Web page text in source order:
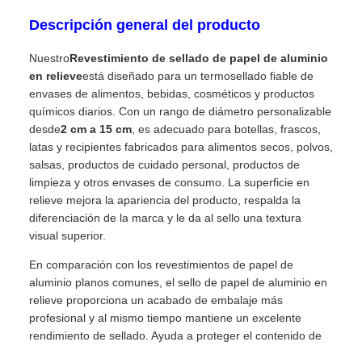
Descripción general del producto
NuestroRevestimiento de sellado de papel de aluminio
en relieveestá diseñado para un termosellado fiable de
envases de alimentos, bebidas, cosméticos y productos
químicos diarios. Con un rango de diámetro personalizable
desde2 cm a 15 cm, es adecuado para botellas, frascos,
latas y recipientes fabricados para alimentos secos, polvos,
salsas, productos de cuidado personal, productos de
limpieza y otros envases de consumo. La superficie en
relieve mejora la apariencia del producto, respalda la
diferenciación de la marca y le da al sello una textura
visual superior.
En comparación con los revestimientos de papel de
aluminio planos comunes, el sello de papel de aluminio en
relieve proporciona un acabado de embalaje más
profesional y al mismo tiempo mantiene un excelente
rendimiento de sellado. Ayuda a proteger el contenido de